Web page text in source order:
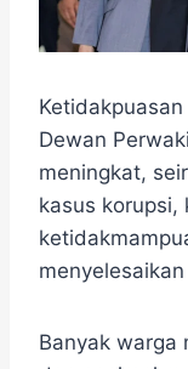
Dewan
meningkat,
kasus korupsi,
Banyak warga